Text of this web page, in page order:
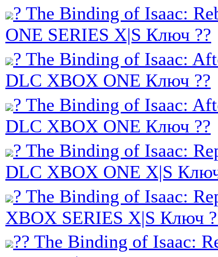
? The Binding of Isaac:
ONE SERIES X|S Ключ ??
? The Binding of Isaac:
DLC XBOX ONE Ключ ??
? The Binding of Isaac:
DLC XBOX ONE Ключ ??
? The Binding of Isaac:
DLC XBOX ONE X|S
? The Binding of Isaac:
XBOX SERIES X|S Ключ
?? The Binding of Isaac: